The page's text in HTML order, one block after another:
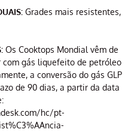
Grades mais resistentes,
Os Cooktops Mondial vêm de
gás liquefeito de petróleo
a conversão do gás GLP
de 90 dias, a partir da data
hc/pt-